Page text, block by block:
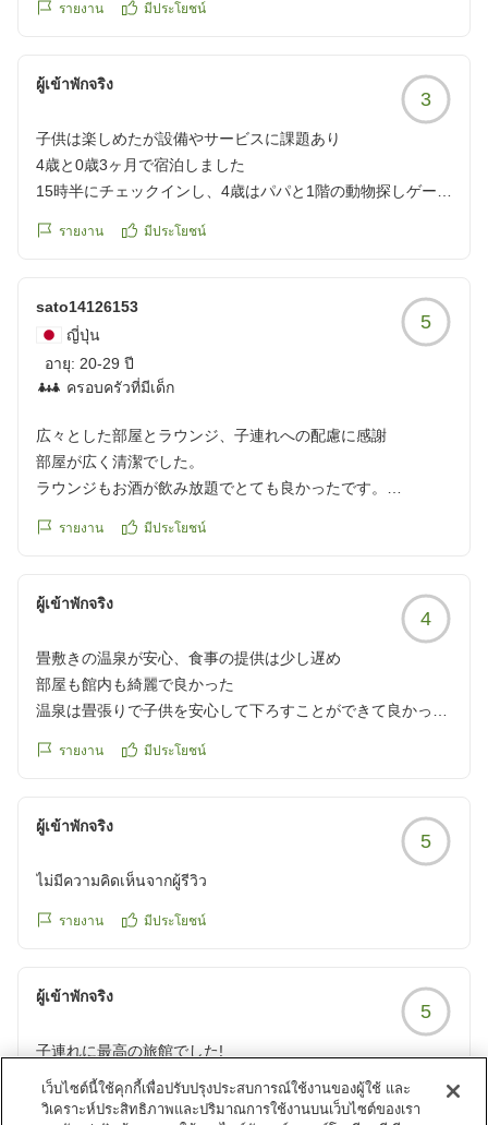
サラダ)だったのですが、その中に魚の甘露煮?がありまし
た。栄養バランスを考えてのことだとは思うのですが、洋食
のおかずが並ぶ中、しかも子どもが食べなさそうなものを何
故?と思いました。
そして、一緒に宿泊した友人の子供(小学校低学年)のメニュ
ないだろって思うおかずばかりでした。実際、その子は海苔
https://review.travel.rakuten.co.jp/hotel/voice/69349?
reviewId=33123478554411
中もスタッフの方が優しく、周りの理解もあり気兼ねなく美
スペースなど、サービスがたくさんで滞在時間がもっと欲し
い!と思う1泊2日でした。
https://review.travel.rakuten.co.jp/hotel/voice/69349?
reviewId=33123478143027
รายงาน มีประโยชน์
ผู้เข้าพักจริง
3
子供は楽しめたが設備やサービスに課題あり
4歳と0歳3ヶ月で宿泊しました
15時半にチェックインし、4歳はパパと1階の動物探しゲーム
から絵本を持ってきて読んだりと4歳児は楽しかったと言っ
部屋はユニットバスで洗い場がないため0歳は大浴場のベビ
ーバスで洗いました
大浴場にベビーソープがなく、ベビーシャンプーとリンスは
温泉の温度が大人は入れても4歳は熱くて入れなかったです
朝は6時〜9時にコーヒーを無料で飲めるはずでしたが朝食後
クチコミの詳細はこちらから
reviewId=33123478100660
รายงาน มีประโยชน์
sato14126153
ญี่ปุ่น
อายุ: 20-29 ปี
ครอบครัวที่มีเด็ก
5
広々とした部屋とラウンジ、子連れへの配慮に感謝
部屋が広く清潔でした。
ラウンジもお酒が飲み放題でとても良かったです。
り、途中ぐずった時はおもちゃも持ってきてくれとても助か
また家族で来たいと思います。
クチコミの詳細はこちらから
reviewId=33123477990523
รายงาน มีประโยชน์
ผู้เข้าพักจริง
4
畳敷きの温泉が安心、食事の提供は少し遅め
部屋も館内も綺麗で良かった
温泉は畳張りで子供を安心して下ろすことができて良かった
夜ご飯のコースの提供スピードをもう少し早くして欲しかっ
クチコミの詳細はこちらから
https://review.travel.rakuten.co.jp/hotel/voice/69349?
reviewId=33123477980345
รายงาน มีประโยชน์
ผู้เข้าพักจริง
5
ไม่มีความคิดเห็นจากผู้รีวิว
รายงาน มีประโยชน์
ผู้เข้าพักจริง
5
子連れに最高の旅館でした!
子連れに最高の旅館でした!
クチコミの詳細はこちらから
เว็บไซต์นี้ใช้คุกกี้เพื่อปรับปรุงประสบการณ์ใช้งานของผู้ใช้ และ
วิเคราะห์ประสิทธิภาพและปริมาณการใช้งานบนเว็บไซต์ของเรา